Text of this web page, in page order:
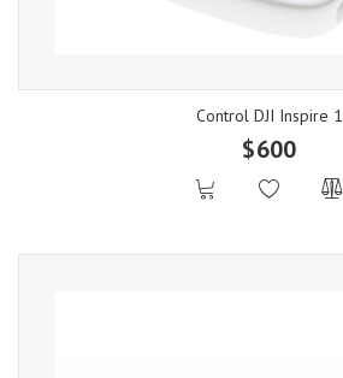
Control DJI Inspire 1
$600